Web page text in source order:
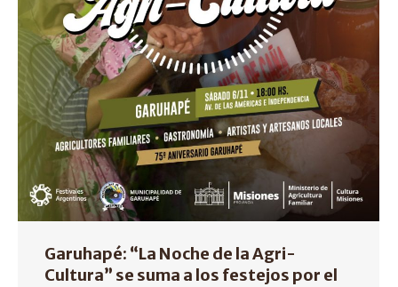
Garuhapé: “La Noche de la Agri-
Cultura” se suma a los festejos por el